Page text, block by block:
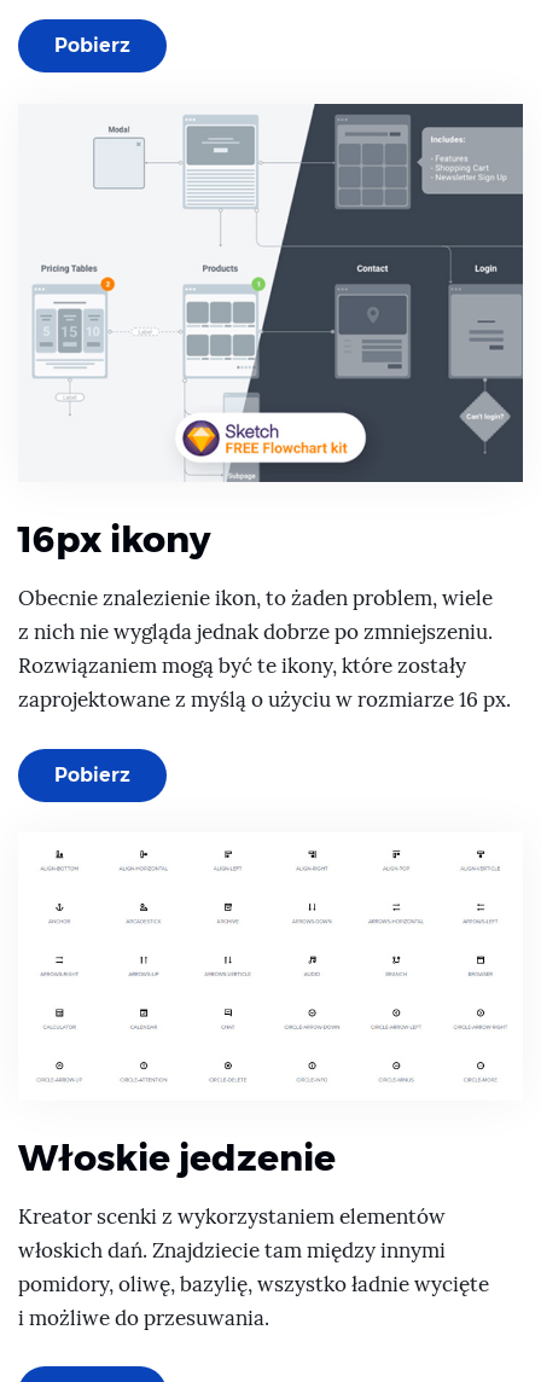
Pobierz
16px ikony
Obecnie znalezienie ikon, to żaden problem, wiele
z nich nie wygląda jednak dobrze po zmniejszeniu.
Rozwiązaniem mogą być te ikony, które zostały
zaprojektowane z myślą o użyciu w rozmiarze 16 px.
Pobierz
Włoskie jedzenie
Kreator scenki z wykorzystaniem elementów
włoskich dań. Znajdziecie tam między innymi
pomidory, oliwę, bazylię, wszystko ładnie wycięte
i możliwe do przesuwania.